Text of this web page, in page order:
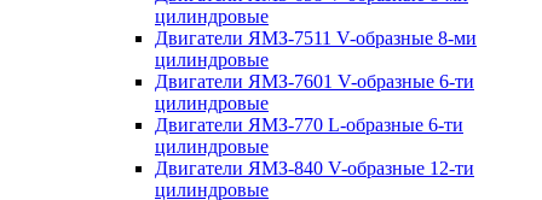
цилиндровые
Двигатели ЯМЗ-7511 V-образные 8-ми
цилиндровые
Двигатели ЯМЗ-7601 V-образные 6-ти
цилиндровые
Двигатели ЯМЗ-770 L-образные 6-ти
цилиндровые
Двигатели ЯМЗ-840 V-образные 12-ти
цилиндровые